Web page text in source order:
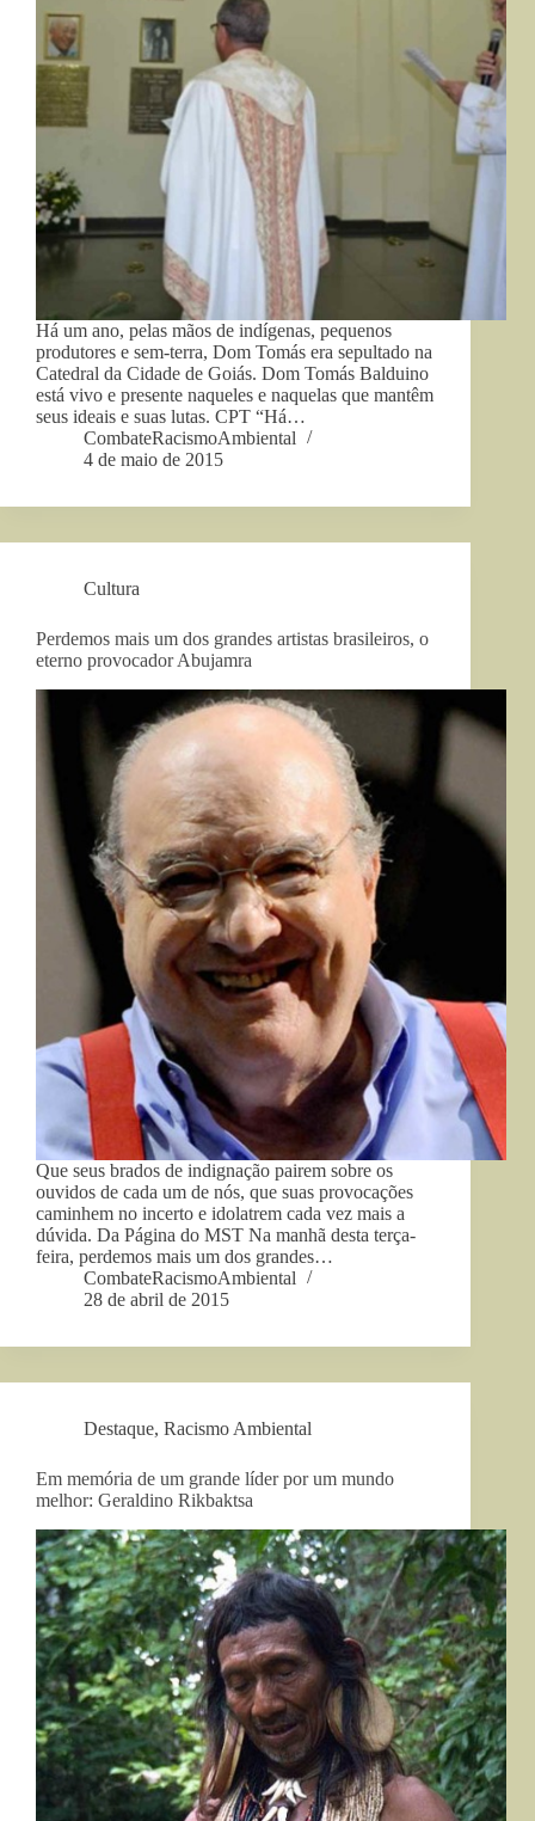
Há um ano, pelas mãos de indígenas, pequenos
produtores e sem-terra, Dom Tomás era sepultado na
Catedral da Cidade de Goiás. Dom Tomás Balduino
está vivo e presente naqueles e naquelas que mantêm
seus ideais e suas lutas. CPT “Há…
CombateRacismoAmbiental
4 de maio de 2015
Cultura
Perdemos mais um dos grandes artistas brasileiros, o
eterno provocador Abujamra
Que seus brados de indignação pairem sobre os
ouvidos de cada um de nós, que suas provocações
caminhem no incerto e idolatrem cada vez mais a
dúvida. Da Página do MST Na manhã desta terça-
feira, perdemos mais um dos grandes…
CombateRacismoAmbiental
28 de abril de 2015
Destaque, Racismo Ambiental
Em memória de um grande líder por um mundo
melhor: Geraldino Rikbaktsa